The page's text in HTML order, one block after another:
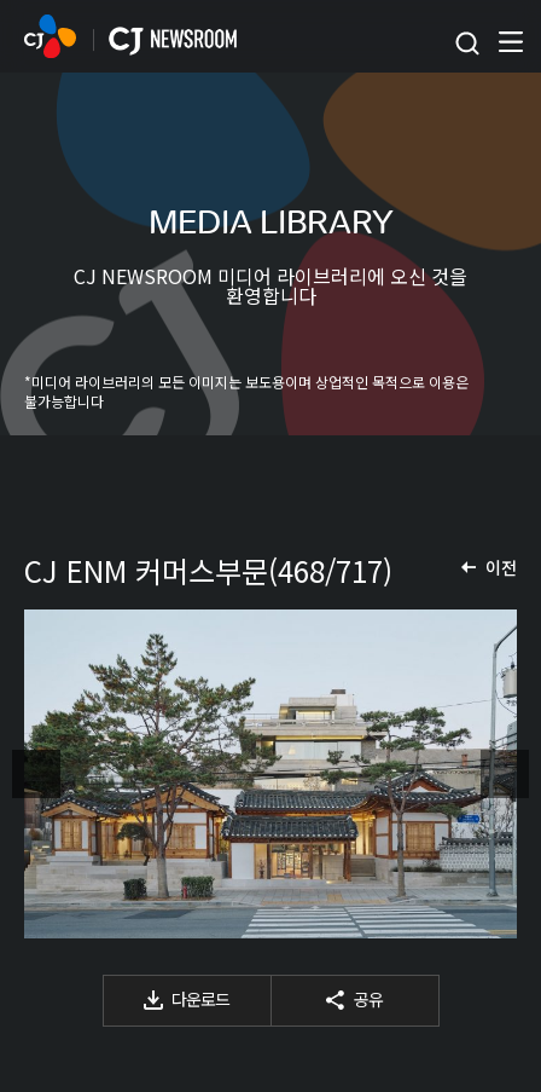
본문 바로가기
MEDIA LIBRARY
CJ NEWSROOM 미디어 라이브러리에 오신 것을
환영합니다
*미디어 라이브러리의 모든 이미지는 보도용이며 상업적인 목적으로 이용은
불가능합니다
이전
CJ ENM 커머스부문(468/717)
다운로드 공유